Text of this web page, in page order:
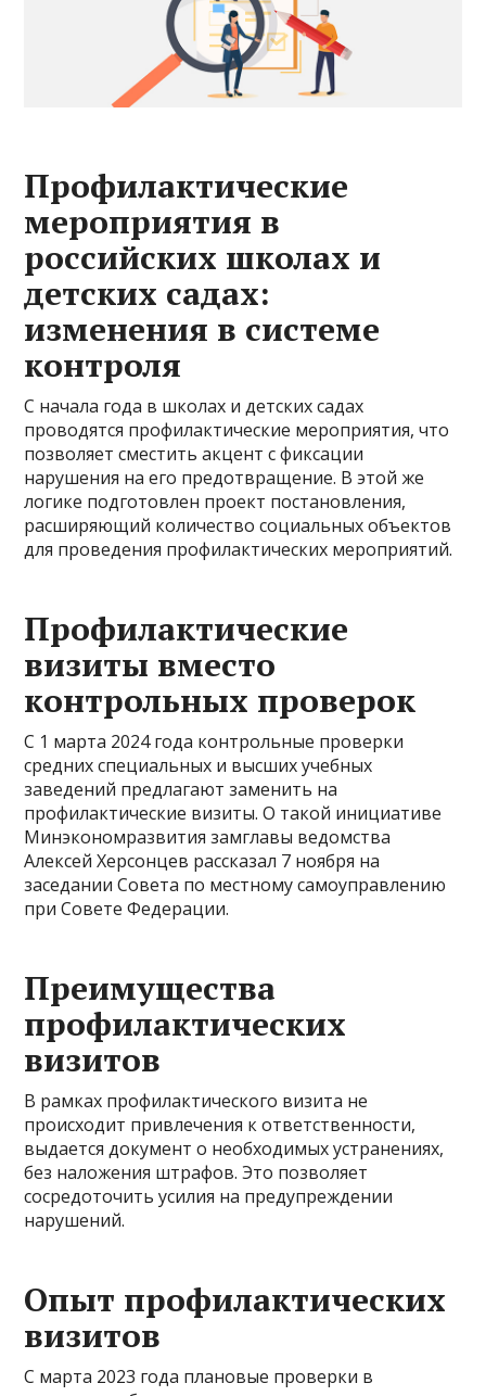
Профилактические
мероприятия в
российских школах и
детских садах:
изменения в системе
контроля
С начала года в школах и детских садах
проводятся профилактические мероприятия, что
позволяет сместить акцент с фиксации
нарушения на его предотвращение. В этой же
логике подготовлен проект постановления,
расширяющий количество социальных объектов
для проведения профилактических мероприятий.
Профилактические
визиты вместо
контрольных проверок
С 1 марта 2024 года контрольные проверки
средних специальных и высших учебных
заведений предлагают заменить на
профилактические визиты. О такой инициативе
Минэкономразвития замглавы ведомства
Алексей Херсонцев рассказал 7 ноября на
заседании Совета по местному самоуправлению
при Совете Федерации.
Преимущества
профилактических
визитов
В рамках профилактического визита не
происходит привлечения к ответственности,
выдается документ о необходимых устранениях,
без наложения штрафов. Это позволяет
сосредоточить усилия на предупреждении
нарушений.
Опыт профилактических
визитов
С марта 2023 года плановые проверки в